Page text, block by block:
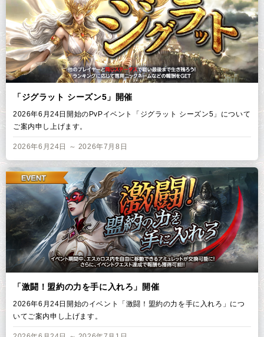
「ジグラット シーズン5」開催
2026年6月24日開始のPvPイベント「ジグラット シーズン5」について
ご案内申し上げます。
2026年6月24日 ～ 2026年7月8日
「激闘！盟約の力を手に入れろ」開催
2026年6月24日開始のイベント「激闘！盟約の力を手に入れろ」につ
いてご案内申し上げます。